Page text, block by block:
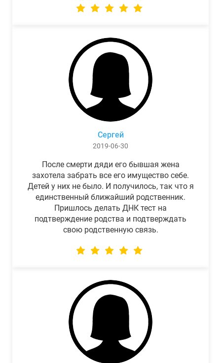
Сергей
2019-06-30
После смерти дяди его бывшая жена
захотела забрать все его имущество себе.
Детей у них не было. И получилось, так что я
единственный ближайший родственник.
Пришлось делать ДНК тест на
подтверждение родства и подтверждать
свою родственную связь.